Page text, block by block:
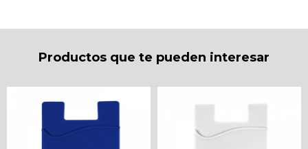
Productos que te pueden interesar
Continuar